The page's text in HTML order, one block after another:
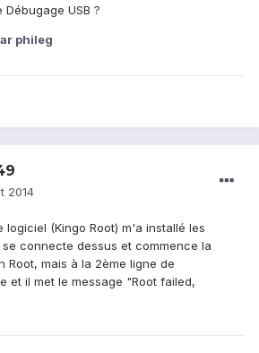
USB ?
phileg
2014
logiciel (Kingo Root) m'a installé les
connecte dessus et commence la
Root, mais à la 2ème ligne de
et il met le message "Root failed,